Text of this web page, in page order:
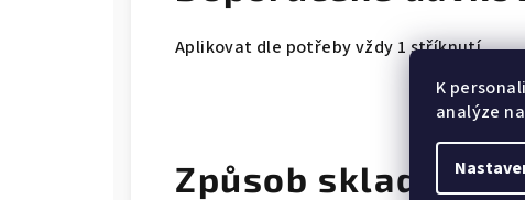
K
analýze
Aplikovat dle potřeby vždy 1 stříknutí.
Způsob